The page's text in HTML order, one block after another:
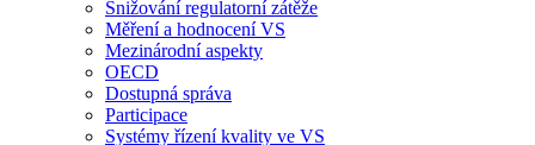
Snižování regulatorní zátěže
Měření a hodnocení VS
Mezinárodní aspekty
OECD
Dostupná správa
Participace
Systémy řízení kvality ve VS